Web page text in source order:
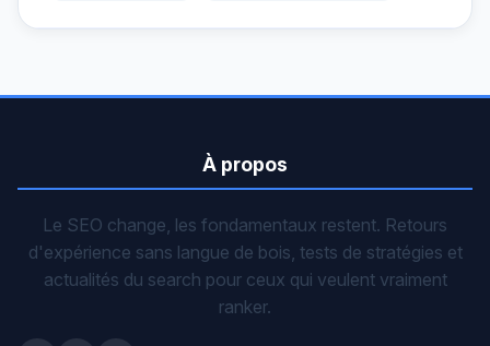
À propos
Le SEO change, les fondamentaux restent. Retours
d'expérience sans langue de bois, tests de stratégies et
actualités du search pour ceux qui veulent vraiment
ranker.